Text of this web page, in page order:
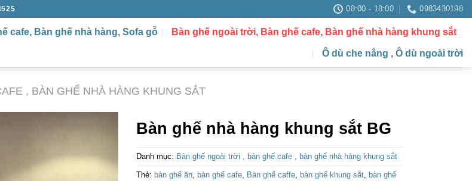
08:00 - 18:00 0983430198
cafe, Bàn ghế nhà hàng, Sofa gỗ Bàn ghế ngoài trời, Bàn ghế cafe, Bàn ghế nhà hàng khung sắt
Ô dù che nắng , Ô dù ngoài trời
, BÀN GHẾ NHÀ HÀNG KHUNG SẮT
Bàn ghế nhà hàng khung sắt BG
Danh mục: Bàn ghế ngoài trời , bàn ghế cafe , bàn ghế nhà hàng khung sắt
Thẻ: bàn ghế ăn bàn ghế cafe Bàn ghế caffe bàn ghế khung sắt bàn ghế